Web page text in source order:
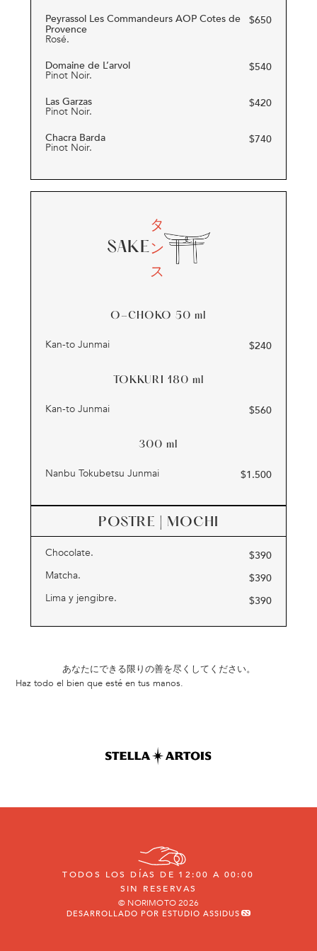
Peyrassol Les Commandeurs AOP Cotes de
Provence
Rosé.
$650
Domaine de L’arvol
Pinot Noir.
$540
Las Garzas
Pinot Noir.
$420
Chacra Barda
Pinot Noir.
$740
SAKE
タ
ン
ス
O-CHOKO 50ml
Kan-to Junmai $240
TOKKURI 180 ml
Kan-to Junmai $560
300ml
Nanbu Tokubetsu Junmai $1.500
POSTRE | MOCHI
Chocolate. $390
Matcha.
$390
Lima y jengibre.
$390
あなたにできる限りの善を尽くしてください。
Haz todo el bien que esté en tus manos.
TODOS LOS DÍAS DE 12:00 A 00:00
SIN RESERVAS
© NORIMOTO 2026
DESARROLLADO POR ESTUDIO ASSIDUS